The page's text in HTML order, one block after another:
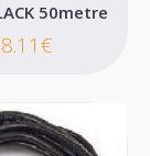
50metre